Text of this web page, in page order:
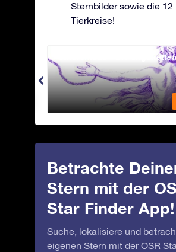
Sternbilder sowie die 12
Tierkreise!
Andromeda - Die
Betrachte
Stern mit der
Star Finder App!
Suche, lokalisiere und
eigenen Stern mit der OSR